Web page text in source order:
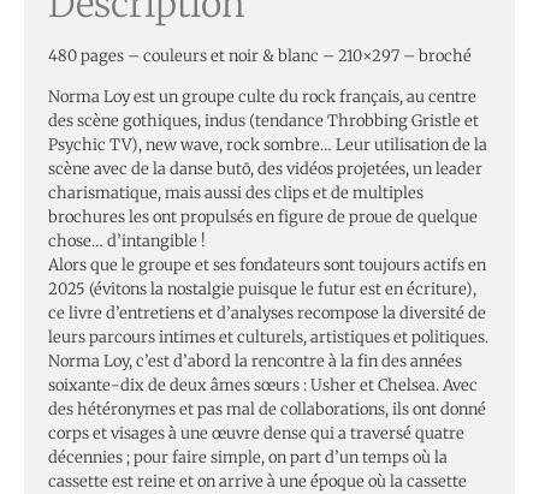
480 pages – couleurs et noir & blanc – 210×297 – broché
Norma Loy est un groupe culte du rock français, au centre
des scène gothiques, indus (tendance Throbbing Gristle et
Psychic TV), new wave, rock sombre… Leur utilisation de la
scène avec de la danse butō, des vidéos projetées, un leader
charismatique, mais aussi des clips et de multiples
brochures les ont propulsés en figure de proue de quelque
chose… d’intangible !
Alors que le groupe et ses fondateurs sont toujours actifs en
2025 (évitons la nostalgie puisque le futur est en écriture),
ce livre d’entretiens et d’analyses recompose la diversité de
leurs parcours intimes et culturels, artistiques et politiques.
Norma Loy, c’est d’abord la rencontre à la fin des années
soixante-dix de deux âmes sœurs : Usher et Chelsea. Avec
des hétéronymes et pas mal de collaborations, ils ont donné
corps et visages à une œuvre dense qui a traversé quatre
décennies ; pour faire simple, on part d’un temps où la
cassette est reine et on arrive à une époque où la cassette